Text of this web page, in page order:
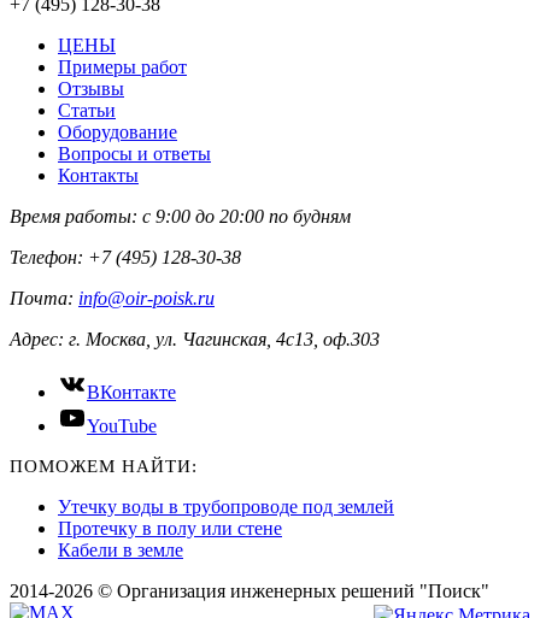
ЦЕНЫ
Примеры работ
Отзывы
Статьи
Оборудование
Вопросы и ответы
Контакты
Время работы: с 9:00 до 20:00 по будням
Телефон: +7 (495) 128-30-38
Почта: info@oir-poisk.ru
Адрес: г. Москва, ул. Чагинская, 4с13, оф.303
ВКонтакте
YouTube
ПОМОЖЕМ НАЙТИ:
Утечку воды в трубопроводе под землей
Протечку в полу или стене
Кабели в земле
2014-2026 © Организация инженерных решений "Поиск"